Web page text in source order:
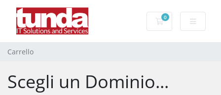
0
Carrello
Carrello
Scegli un Dominio...